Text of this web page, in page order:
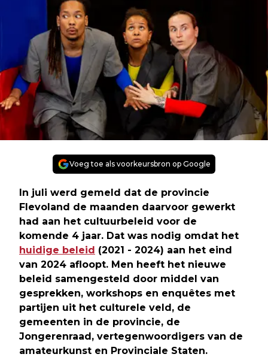
Voeg toe als voorkeursbron op Google
In juli werd gemeld dat de provincie
Flevoland de maanden daarvoor gewerkt
had aan het cultuurbeleid voor de
komende 4 jaar. Dat was nodig omdat het
huidige beleid (2021 - 2024) aan het eind
van 2024 afloopt. Men heeft het nieuwe
beleid samengesteld door middel van
gesprekken, workshops en enquêtes met
partijen uit het culturele veld, de
gemeenten in de provincie, de
Jongerenraad, vertegenwoordigers van de
amateurkunst en Provinciale Staten.